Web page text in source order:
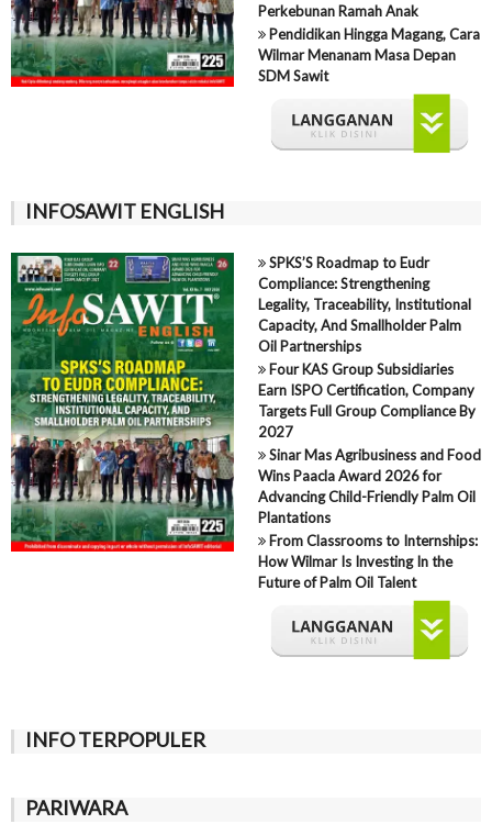
Perkebunan Ramah Anak
Pendidikan Hingga Magang, Cara
Wilmar Menanam Masa Depan
SDM Sawit
INFOSAWIT ENGLISH
SPKS’S Roadmap to Eudr
Compliance: Strengthening
Legality, Traceability, Institutional
Capacity, And Smallholder Palm
Oil Partnerships
Four KAS Group Subsidiaries
Earn ISPO Certification, Company
Targets Full Group Compliance By
2027
Sinar Mas Agribusiness and Food
Wins Paacla Award 2026 for
Advancing Child-Friendly Palm Oil
Plantations
From Classrooms to Internships:
How Wilmar Is Investing In the
Future of Palm Oil Talent
INFO TERPOPULER
PARIWARA